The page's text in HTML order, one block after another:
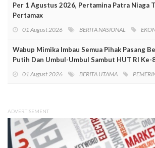
Per 1 Agustus 2026, Pertamina Patra Niaga
Pertamax
01 August 2026 BERITA NASIONAL
Wabup Mimika Imbau Semua Pihak Pasang
Putih Dan Umbul-Umbul Sambut HUT RI Ke-
01 August 2026 BERITA UTAMA
ADVERTISEMENT